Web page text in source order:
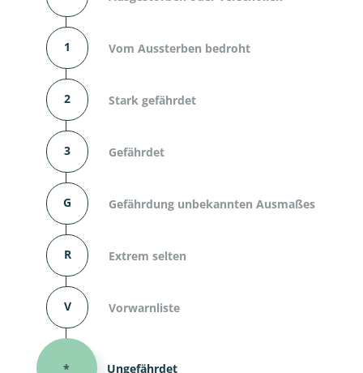
1 Vom Aussterben bedroht
2 Stark gefährdet
3 Gefährdet
G Gefährdung unbekannten Ausmaßes
R Extrem selten
V Vorwarnliste
* Ungefährdet